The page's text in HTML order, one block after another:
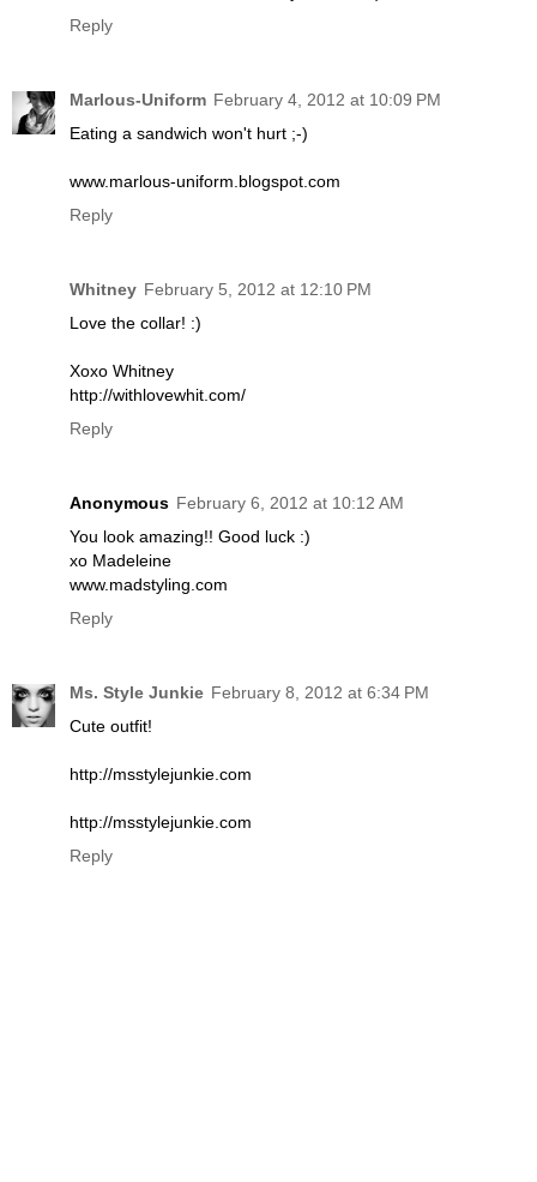
Reply
Marlous-Uniform February 4, 2012 at 10:09 PM
Eating a sandwich won't hurt ;-)
www.marlous-uniform.blogspot.com
Reply
Whitney February 5, 2012 at 12:10 PM
Love the collar! :)
Xoxo Whitney
http://withlovewhit.com/
Reply
Anonymous February 6, 2012 at 10:12 AM
You look amazing!! Good luck :)
xo Madeleine
www.madstyling.com
Reply
Ms. Style Junkie February 8, 2012 at 6:34 PM
Cute outfit!
http://msstylejunkie.com
http://msstylejunkie.com
Reply